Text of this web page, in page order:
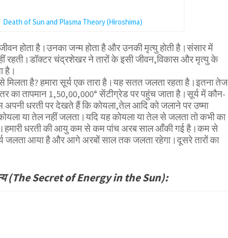
Death of Sun and Plasma Theory (Hiroshima)
जीवन होता है।उनका जन्म होता है और उनकी मृत्यु होती है।संसार में
रहती।डॉक्टर चंद्रशेखर ने तारों के इसी जीवन,विकास और मृत्यु के
है।
मिलता है? हमारा सूर्य एक तारा है।यह सतत जलता रहता है।इतना तेज
का तापमान 1,50,00,000° सेंटीग्रेड पर पहुंच जाता है।सूर्य में कौन-
धरती पर देखते हैं कि कोयला,तेल आदि को जलाने पर उष्मा
या तेल नहीं जलता।यदि यह कोयला या तेल से जलता तो कभी का
धरती की आयु कम से कम पांच अरब साल आँकी गई है।कम से
आया है और आगे अरबों साल तक जलता रहेगा।दूसरे तारों का
(The Secret of Energy in the Sun):